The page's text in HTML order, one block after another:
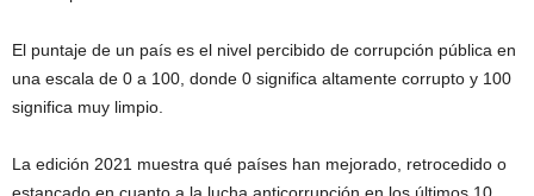
El puntaje de un país es el nivel percibido de corrupción pública en
una escala de 0 a 100, donde 0 significa altamente corrupto y 100
significa muy limpio.
La edición 2021 muestra qué países han mejorado, retrocedido o